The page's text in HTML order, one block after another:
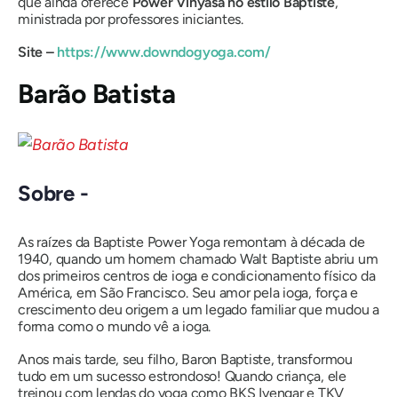
ministrada por professores iniciantes.
Site – https://www.downdogyoga.com/
Barão Batista
Sobre -
As raízes da Baptiste Power Yoga remontam à década de
1940, quando um homem chamado Walt Baptiste abriu um
dos primeiros centros de ioga e condicionamento físico da
América, em São Francisco. Seu amor pela ioga, força e
crescimento deu origem a um legado familiar que mudou a
forma como o mundo vê a ioga.
Anos mais tarde, seu filho, Baron Baptiste, transformou
tudo em um sucesso estrondoso! Quando criança, ele
treinou com lendas do yoga como BKS Iyengar e TKV